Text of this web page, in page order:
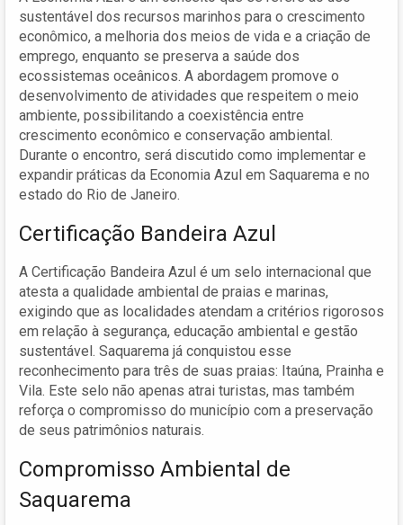
sustentável dos recursos marinhos para o crescimento
econômico, a melhoria dos meios de vida e a criação de
emprego, enquanto se preserva a saúde dos
ecossistemas oceânicos. A abordagem promove o
desenvolvimento de atividades que respeitem o meio
ambiente, possibilitando a coexistência entre
crescimento econômico e conservação ambiental.
Durante o encontro, será discutido como implementar e
expandir práticas da Economia Azul em Saquarema e no
estado do Rio de Janeiro.
Certificação Bandeira Azul
A Certificação Bandeira Azul é um selo internacional que
atesta a qualidade ambiental de praias e marinas,
exigindo que as localidades atendam a critérios rigorosos
em relação à segurança, educação ambiental e gestão
sustentável. Saquarema já conquistou esse
reconhecimento para três de suas praias: Itaúna, Prainha e
Vila. Este selo não apenas atrai turistas, mas também
reforça o compromisso do município com a preservação
de seus patrimônios naturais.
Compromisso Ambiental de
Saquarema